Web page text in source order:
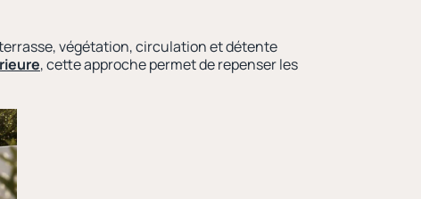
végétation, circulation et détente
, cette approche permet de repenser les